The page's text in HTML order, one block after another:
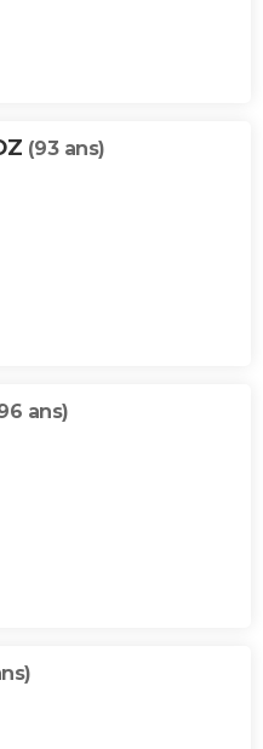
(93 ans)
ans)